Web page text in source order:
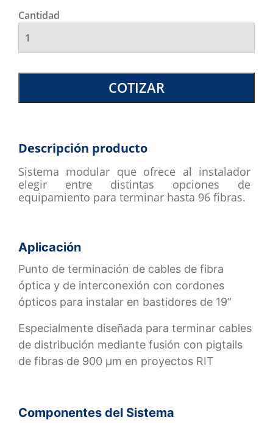
Cantidad
COTIZAR
Descripción producto
Sistema modular que ofrece al instalador
elegir entre distintas opciones de
equipamiento para terminar hasta 96 fibras.
Aplicación
Punto de terminación de cables de fibra
óptica y de interconexión con cordones
ópticos para instalar en bastidores de 19”
Especialmente diseñada para terminar cables
de distribución mediante fusión con pigtails
de fibras de 900 µm en proyectos RIT
Componentes del Sistema